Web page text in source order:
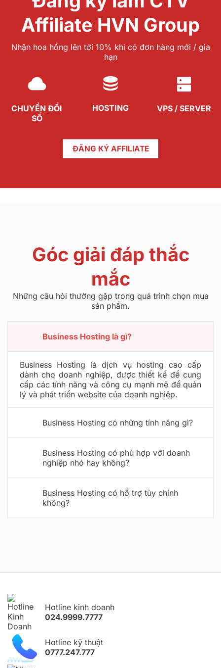
Affiliate HVN Group
Nhận hoa hồng lên tới 10% khi có đơn hàng mới / gia
hạn
CHUYỂN ĐỔI
SỐ
HOSTING VPS / SERVER
ĐĂNG KÝ AFFILIATE
Góc giải đáp thắc
mắc
Những câu hỏi thường gặp trong quá trình chọn mua
sản phẩm.
Business Hosting là gì?
Business Hosting là dịch vụ hosting cao cấp
dành cho doanh nghiệp, được thiết kế để cung
cấp các tính năng và công cụ mạnh mẽ để quản
lý và phát triển website của doanh nghiệp.
Business Hosting có những tính năng gì?
Business Hosting có phù hợp với doanh
nghiệp nhỏ hay không?
Business Hosting có hỗ trợ tùy chỉnh
không?
Hotline kinh doanh
024.9999.7777
Hotline kỹ thuật
0777.247.777